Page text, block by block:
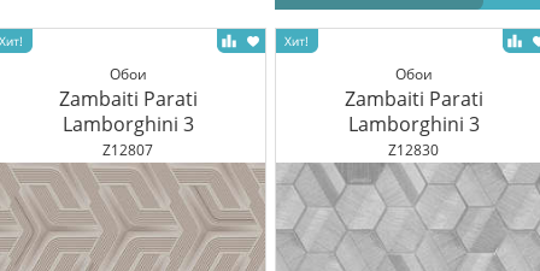
Обои
Zambaiti Parati
Lamborghini 3
Z12807
Обои
Zambaiti Parati
Lamborghini 3
Z12830